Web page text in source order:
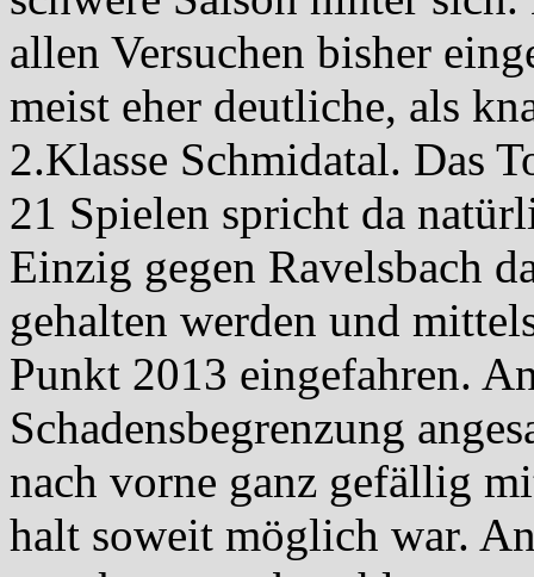
allen Versuchen bisher
meist eher deutliche, als
2.Klasse Schmidatal. Das
21 Spielen spricht da
Einzig gegen Ravelsbach
gehalten werden und
Punkt 2013 eingefahren.
Schadensbegrenzung
nach vorne ganz gefällig
halt soweit möglich war.